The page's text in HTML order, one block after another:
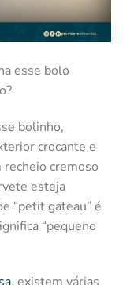
esse bolo
bolinho,
crocante e
cremoso
esteja
“petit gateau” é
“pequeno